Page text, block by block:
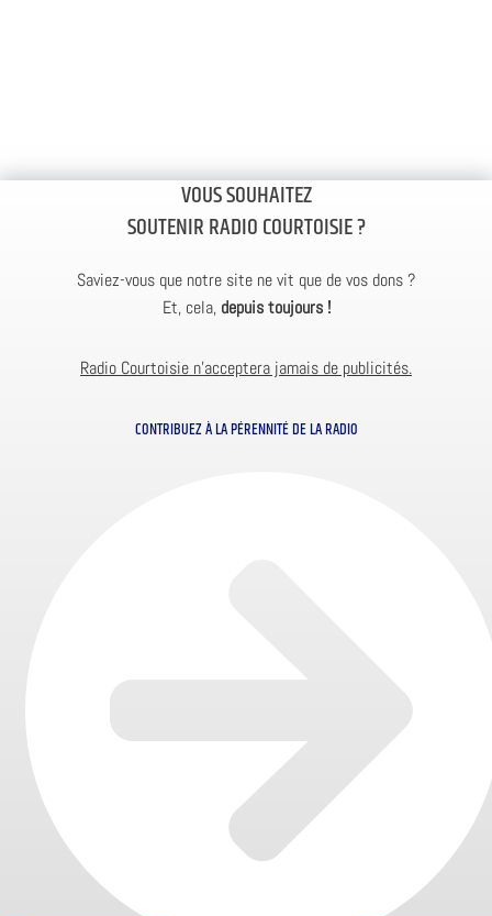
VOUS SOUHAITEZ
SOUTENIR RADIO COURTOISIE ?
Saviez-vous que notre site ne vit que de vos dons ?
Et, cela, depuis toujours !
Radio Courtoisie n’acceptera jamais de publicités.
CONTRIBUEZ À LA PÉRENNITÉ DE LA RADIO